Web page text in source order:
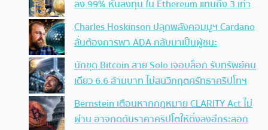
ลง 99% หันลงทุน ใน Ethereum แทนถึง 3 เท่า
Charles Hoskinson ปลุกพลังคอมมูฯ Cardano
ลั่นต้องการพา ADA กลับมาเป็นผู้ชนะ
นักขุด Bitcoin สาย Solo เจอบล็อก รับทรัพย์คน
เดียว 6.6 ล้านบาท ไม่สนวิกฤตศรัทธาคริปโทฯ
Bernstein เตือนหากกฎหมาย CLARITY Act ไม่
ผ่าน อาจกดดันราคาคริปโตให้ดิ่งลงอีกระลอก